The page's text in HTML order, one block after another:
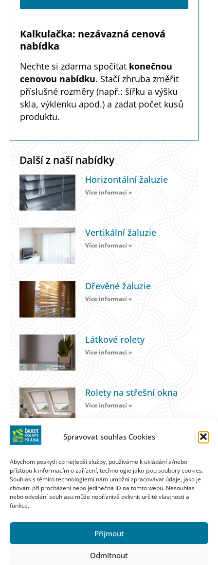
Spravovat souhlas Cookies
Abychom poskytli co nejlepší služby, používáme k ukládání a/nebo
přístupu k informacím o zařízení, technologie jako jsou soubory cookies.
Souhlas s těmito technologiemi nám umožní zpracovávat údaje, jako je
chování při procházení nebo jedinečná ID na tomto webu. Nesouhlas
nebo odvolání souhlasu může nepříznivě ovlivnit určité vlastnosti a
funkce.
Přijmout
Odmítnout
Kalkulačka: nezávazná cenová
nabídka
Nechte si zdarma spočítat konečnou
cenovou nabídku. Stačí zhruba změřit
příslušné rozměry (např.: šířku a výšku
skla, výklenku apod.) a zadat počet kusů
produktu.
Další z naší nabídky
Horizontální žaluzie
Více informací »
Vertikální žaluzie
Více informací »
Dřevěné žaluzie
Více informací »
Látkové rolety
Více informací »
Rolety na střešní okna
Více informací »
Více informací »
Lamačova 839 / 20 Praha 5